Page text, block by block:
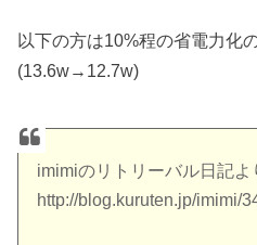
以下の方は10%程の省電力化
(13.6w→12.7w)
imimiのリトリーバル日記よ
http://blog.kuruten.jp/imimi/